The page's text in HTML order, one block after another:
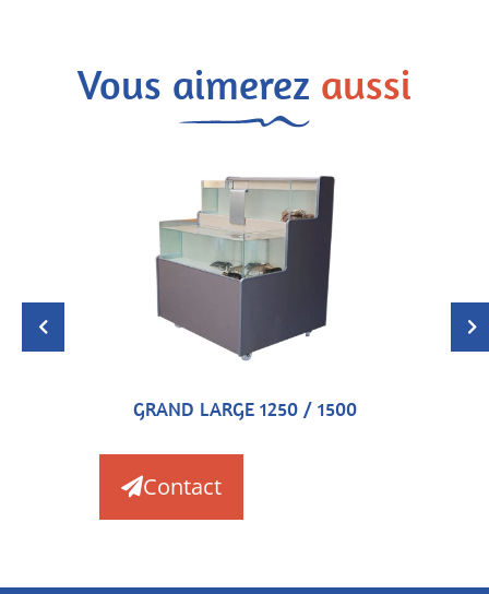
Contact
Vous aimerez aussi
GRAND LARGE 1250 / 1500